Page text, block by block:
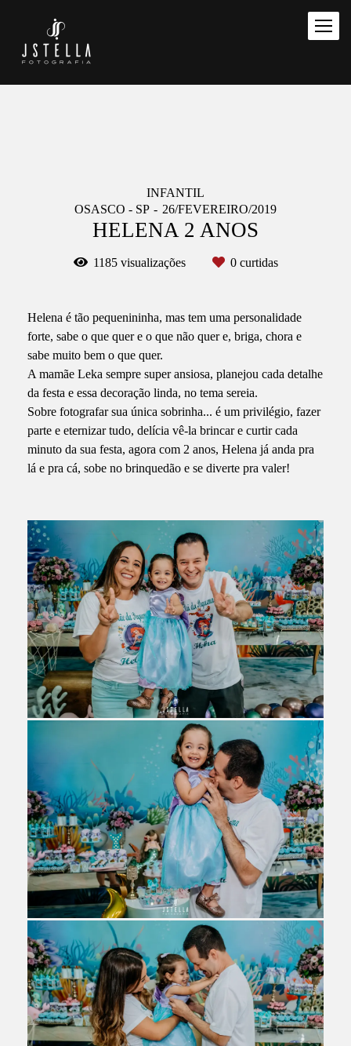
INFANTIL
OSASCO - SP
26/FEVEREIRO/2019
HELENA 2 ANOS
1185visualizações 0curtidas
Helena é tão pequenininha, mas tem uma personalidade
forte, sabe o que quer e o que não quer e, briga, chora e
sabe muito bem o que quer.
A mamãe Leka sempre super ansiosa, planejou cada detalhe
da festa e essa decoração linda, no tema sereia.
Sobre fotografar sua única sobrinha... é um privilégio, fazer
parte e eternizar tudo, delícia vê-la brincar e curtir cada
minuto da sua festa, agora com 2 anos, Helena já anda pra
lá e pra cá, sobe no brinquedão e se diverte pra valer!